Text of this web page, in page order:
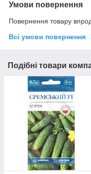
Умови повернення
Повернення товару
Всі умови повернення
Подібні товари